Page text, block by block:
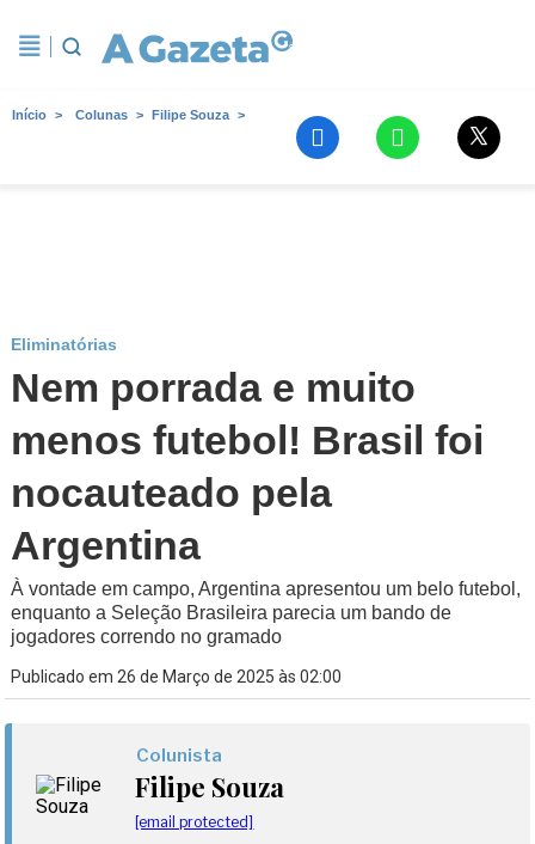
Início Colunas Filipe Souza
Eliminatórias
Nem porrada e muito
menos futebol! Brasil foi
nocauteado pela
Argentina
À vontade em campo, Argentina apresentou um belo futebol,
enquanto a Seleção Brasileira parecia um bando de
jogadores correndo no gramado
Publicado em 26 de Março de 2025 às 02:00
Colunista
Filipe Souza
[email protected]